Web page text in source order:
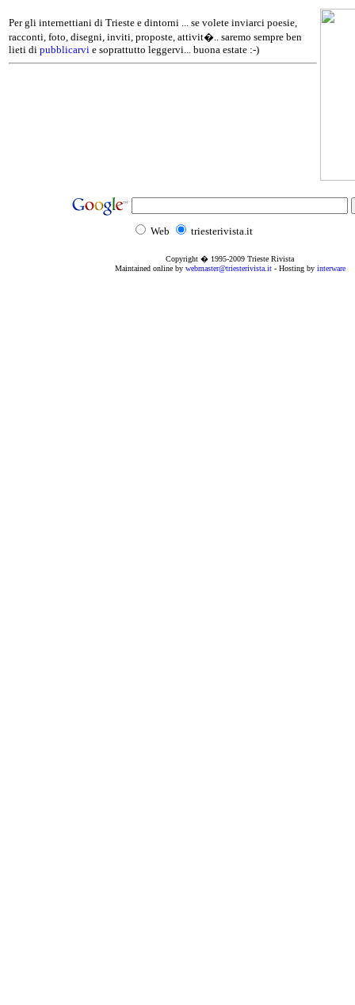
Per gli internettiani di Trieste e dintorni ... se volete inviarci poesie,
racconti, foto, disegni, inviti, proposte, attivit�.. saremo sempre ben
lieti di pubblicarvi e soprattutto leggervi... buona estate :-)
Web triesterivista.it
Copyright � 1995-2009 Trieste Rivista
Maintained online by webmaster@triesterivista.it- Hosting by interware